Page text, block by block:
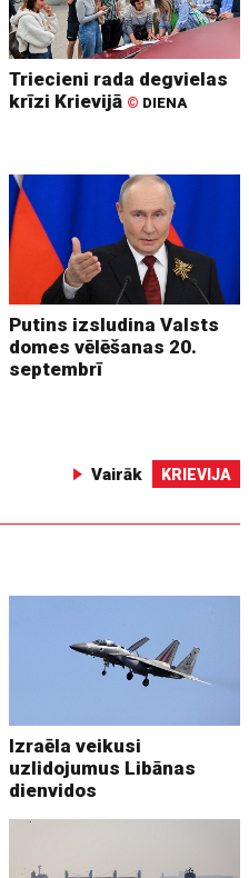
Triecieni rada degvielas
krīzi Krievijā © DIENA
Putins izsludina Valsts
domes vēlēšanas 20.
septembrī
Vairāk KRIEVIJA
Izraēla veikusi
uzlidojumus Libānas
dienvidos